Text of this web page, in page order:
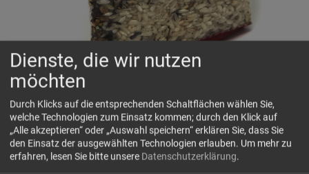
Tiberino Reisspezialitäten mit Steinpilzen
Apulische Reisspezialitäten von Tiberino. Gut, Gesund,
Dienste, die wir nutzen
möchten
Durch Klicks auf die entsprechenden Schaltflächen wählen Sie,
welche Technologien zum Einsatz kommen; durch den Klick auf
„Alle akzeptieren“ oder „Auswahl speichern“ erklären Sie, dass Sie
den Einsatz der ausgewählten Technologien erlauben. Um mehr zu
erfahren, lesen Sie bitte unsere Datenschutzerklärung.